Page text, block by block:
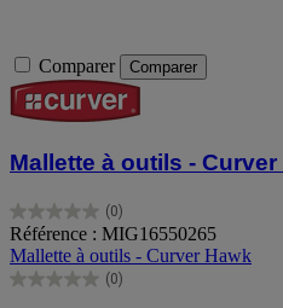
Comparer Comparer
Mallette à outils - Curver
(0)
0.0
sur
5
étoiles.
Référence : MIG16550265
Mallette à outils - Curver Hawk
(0)
0.0